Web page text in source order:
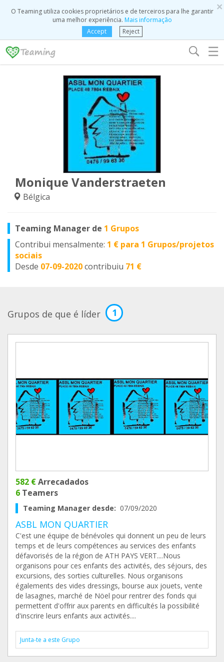
×
O Teaming utiliza cookies proprietários e de terceiros para lhe garantir
uma melhor experiência. Mais informação
Accept
Reject
☰
Monique Vanderstraeten
Bélgica
Teaming Manager de 1 Grupos
Contribui mensalmente: 1 € para 1 Grupos/projetos
sociais
Desde 07-09-2020contribuiu 71 €
Grupos de que é líder 1
582 €Arrecadados
6 Teamers
Teaming Manager desde: 07/09/2020
ASBL MON QUARTIER
C'est une équipe de bénévoles qui donnent un peu de leurs
temps et de leurs compétences au services des enfants
défavorisés de la région de ATH PAYS VERT....Nous
organisons pour ces enfants des activités, des séjours, des
excursions, des sorties culturelles. Nous organisons
égalements des vides dressings, bourse aux jouets, vente
de lasagnes, marché de Nöel pour rentrer des fonds qui
permettent d'offrir aux parents en difficultés la possibilité
d'inscrire leurs enfants aux activités....
Junta-te a este Grupo